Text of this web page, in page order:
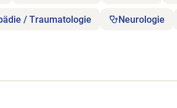
/ Traumatologie Neurologie